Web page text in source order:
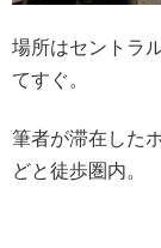
場所はセントラ
てすぐ。
筆者が滞在した
どと徒歩圏内。